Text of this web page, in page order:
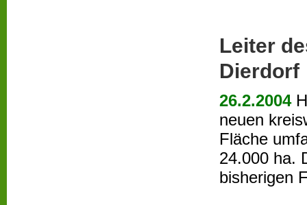
Leiter
Dierdorf
26.2.2004
neuen
Fläche
24.000 ha.
bisherigen